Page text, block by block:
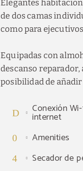
Elegantes
de dos camas
como para
Equipadas con
descanso
posibilidad de
Conexión
internet
Amenities
Secador de